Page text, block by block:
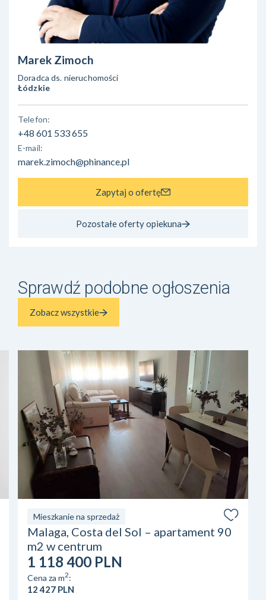
Marek Zimoch
Doradca ds. nieruchomości
Łódzkie
Telefon:
+48 601 533 655
E-mail:
marek.zimoch@phinance.pl
Zapytaj o ofertę
Pozostałe oferty opiekuna
Sprawdź podobne ogłoszenia
Zobacz wszystkie
Mieszkanie na sprzedaż
Malaga, Costa del Sol – apartament 90
m2 w centrum
1 118 400 PLN
Cena za m2:
12 427 PLN